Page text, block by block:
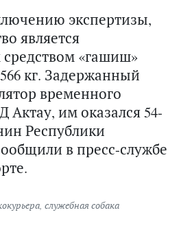
экспертизы,
является
«гашиш»
кг. Задержанный
временного
Актау, им оказался 54-
Республики
в пресс-службе
, служебная собака